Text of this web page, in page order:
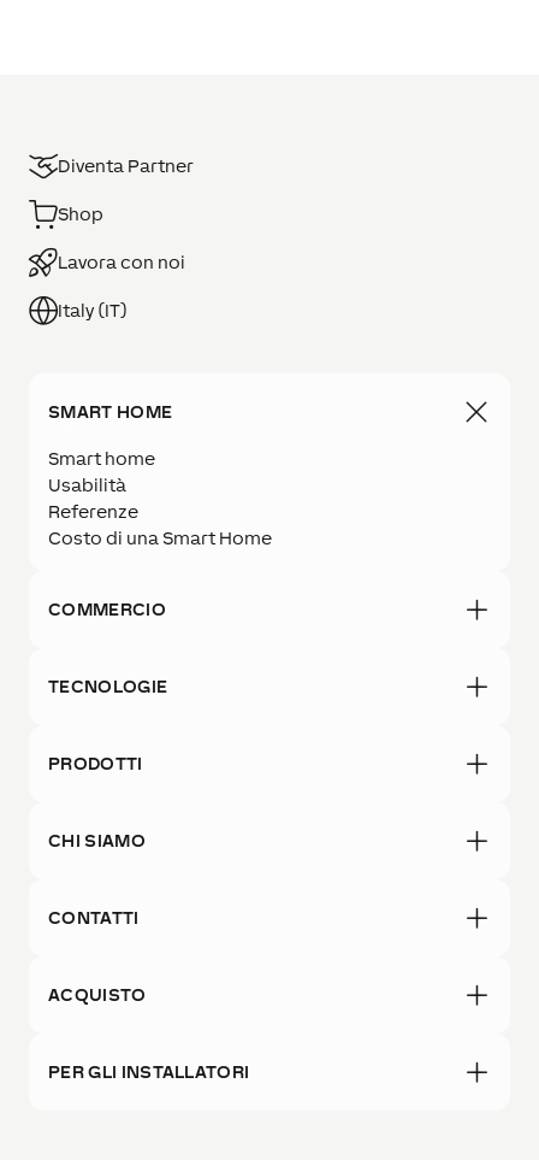
Diventa Partner
Shop
Lavora con noi
Italy (IT)
SMART HOME
Smart home
Usabilità
Referenze
Costo di una Smart Home
COMMERCIO
TECNOLOGIE
PRODOTTI
CHI SIAMO
CONTATTI
ACQUISTO
PER GLI INSTALLATORI